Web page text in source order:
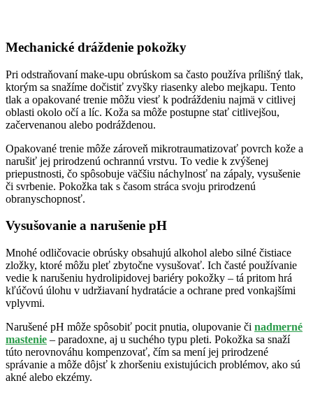
Mechanické dráždenie pokožky
Pri odstraňovaní make-upu obrúskom sa často používa prílišný tlak,
ktorým sa snažíme dočistiť zvyšky riasenky alebo mejkapu. Tento
tlak a opakované trenie môžu viesť k podráždeniu najmä v citlivej
oblasti okolo očí a líc. Koža sa môže postupne stať citlivejšou,
začervenanou alebo podráždenou.
Opakované trenie môže zároveň mikrotraumatizovať povrch kože a
narušiť jej prirodzenú ochrannú vrstvu. To vedie k zvýšenej
priepustnosti, čo spôsobuje väčšiu náchylnosť na zápaly, vysušenie
či svrbenie. Pokožka tak s časom stráca svoju prirodzenú
obranyschopnosť.
Vysušovanie a narušenie pH
Mnohé odličovacie obrúsky obsahujú alkohol alebo silné čistiace
zložky, ktoré môžu pleť zbytočne vysušovať. Ich časté používanie
vedie k narušeniu hydrolipidovej bariéry pokožky – tá pritom hrá
kľúčovú úlohu v udržiavaní hydratácie a ochrane pred vonkajšími
vplyvmi.
Narušené pH môže spôsobiť pocit pnutia, olupovanie či nadmerné
mastenie – paradoxne, aj u suchého typu pleti. Pokožka sa snaží
túto nerovnováhu kompenzovať, čím sa mení jej prirodzené
správanie a môže dôjsť k zhoršeniu existujúcich problémov, ako sú
akné alebo ekzémy.